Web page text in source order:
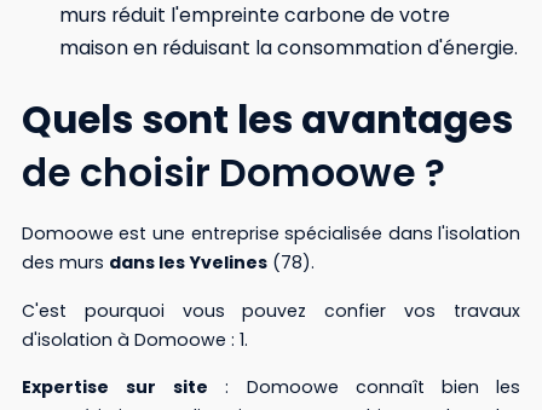
murs réduit l'empreinte carbone de votre
maison en réduisant la consommation d'énergie.
Quels sont les avantages
de choisir Domoowe ?
Domoowe est une entreprise spécialisée dans l'isolation
des murs dans les Yvelines(78).
C'est pourquoi vous pouvez confier vos travaux
d'isolation à Domoowe : 1.
Expertise
sur site : Domoowe connaît bien les